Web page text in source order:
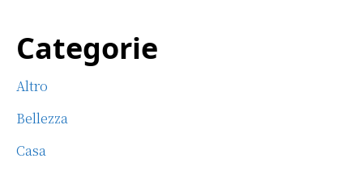
e
b
o
o
k
te
r
rel
Primary
Sidebar
Categorie
Altro
Bellezza
Casa